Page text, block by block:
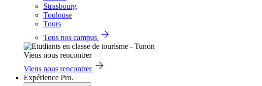
Strasbourg
Toulouse
Tours
Tous nos campus
Viens nous rencontrer
Viens nous rencontrer
Expérience Pro.